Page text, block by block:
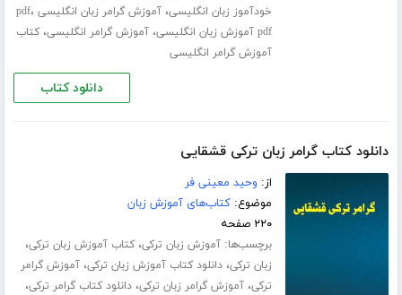
خودآموز زبان انگلیسی،آموزش گرامر زبان انگلیسی pdf ،
pdf آموزش زبان انگلیسی ،آموزش گرامر انگلیسی،کتاب
آموزش گرامر انگلیسی
دانلود کتاب
دانلود کتاب گرامر زبان ترکی قشقایی
از: وحید معینی فر
موضوع:کتاب‌های آموزش زبان
۲۲۰ صفحه
برچسب‌ها:آموزش زبان ترکی،کتاب آموزش زبان ترکی،
زبان ترکی،دانلود کتاب آموزش زبان ترکی،آموزش گرامر
ترکی،آموزش گرامر زبان ترکی،دانلود کتاب گرامر ترکی،